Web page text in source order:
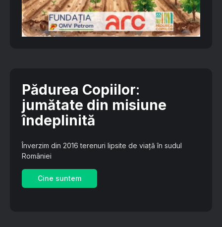
Pădurea Copiilor:
jumătate din misiune
îndeplinită
Înverzim din 2016 terenuri lipsite de viață în sudul
României
Cine suntem